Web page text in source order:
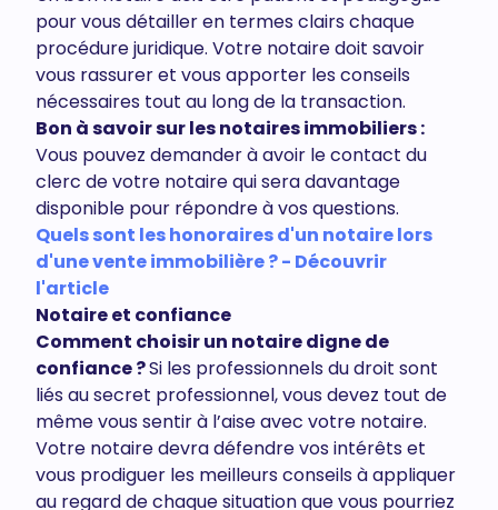
pour vous détailler en termes clairs chaque
procédure juridique. Votre notaire doit savoir
vous rassurer et vous apporter les conseils
nécessaires tout au long de la transaction.
Bon à savoir sur les notaires immobiliers :
Vous pouvez demander à avoir le contact du
clerc de votre notaire qui sera davantage
disponible pour répondre à vos questions.
Quels sont les honoraires d'un notaire lors
d'une vente immobilière ? - Découvrir
l'article
Notaire et confiance
Comment choisir un notaire digne de
confiance ?Si les professionnels du droit sont
liés au secret professionnel, vous devez tout de
même vous sentir à l’aise avec votre notaire.
Votre notaire devra défendre vos intérêts et
vous prodiguer les meilleurs conseils à appliquer
au regard de chaque situation que vous pourriez